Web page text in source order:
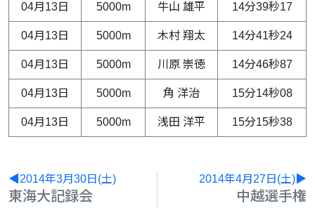
04月13日 5000m 牛山 雄平 14分39秒17
04月13日 5000m 木村 翔太 14分41秒24
04月13日 5000m 川原 崇徳 14分46秒87
04月13日 5000m 角 洋治 15分14秒08
04月13日 5000m 浅田 洋平 15分15秒38
◀2014年3月30日(土)
東海大記録会
2014年4月27日(土)▶
中越選手権